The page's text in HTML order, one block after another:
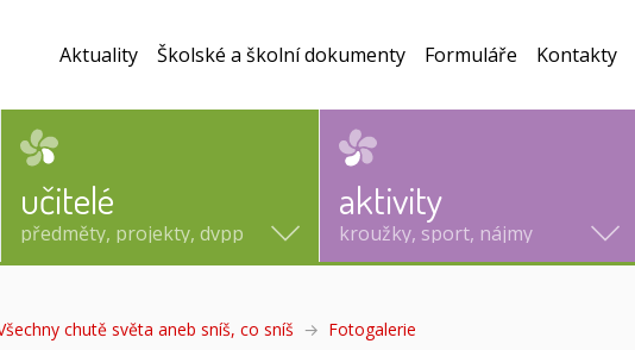
učitelé
předměty, projekty, dvpp
aktivity
kroužky, sport, nájmy
Aktuality Školské a školní dokumenty Formuláře Kontakty
chutě světa aneb sníš, co sníš Fotogalerie